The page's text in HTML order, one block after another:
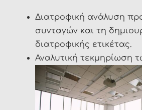
Διατροφική ανάλυση
συνταγών και τη
διατροφικής ετικέτας.
Αναλυτική τεκμηρίωση